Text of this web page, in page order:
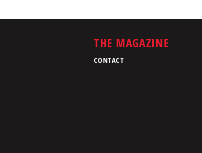
THE MAGAZINE
CONTACT